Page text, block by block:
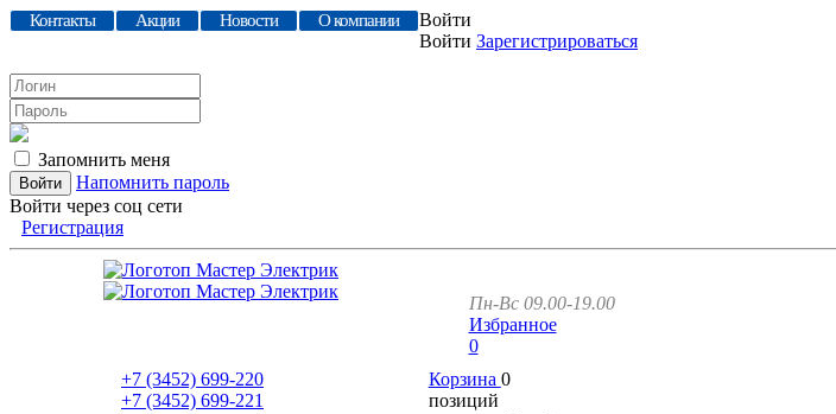
Контакты Акции Новости О компании
Войти
Войти Зарегистрироваться
Запомнить меня
Напомнить пароль
Войти через соц сети
Регистрация
Пн-Вс 09.00-19.00
Избранное
0
+7 (3452) 699-220
+7 (3452) 699-221
Корзина 0
позиций